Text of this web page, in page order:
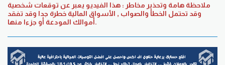
ملاحظة هامة وتحذير مخاطر : هذا الفيديو يعبر عن توقعات شخصية
وقد تحتمل الخطأ والصواب , الأسواق المالية خطرة جدا وقد تفقد
أموالك المودعة أو جزءا منها.